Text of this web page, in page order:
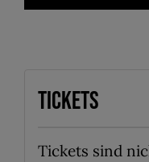
Tickets
Tickets sind